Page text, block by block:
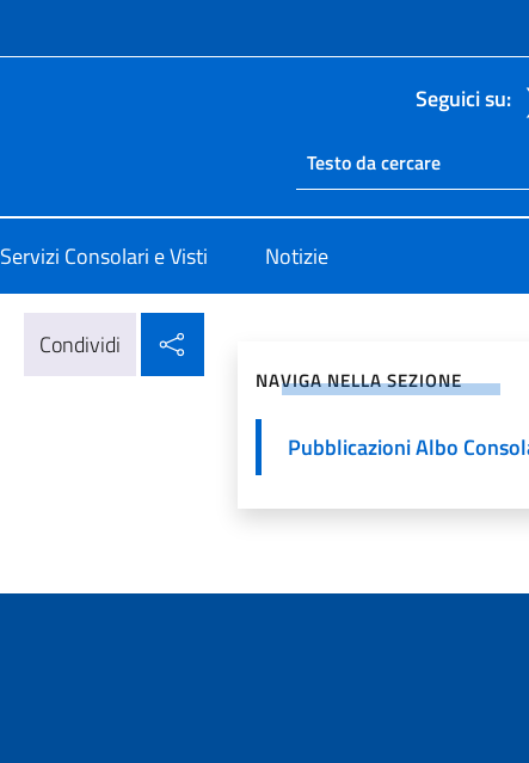
Seguici su:
Ricerca
Cerca nel sito
Servizi Consolari e Visti Notizie
Condividi
NAVIGA NELLA SEZIONE
Pubblicazioni Albo